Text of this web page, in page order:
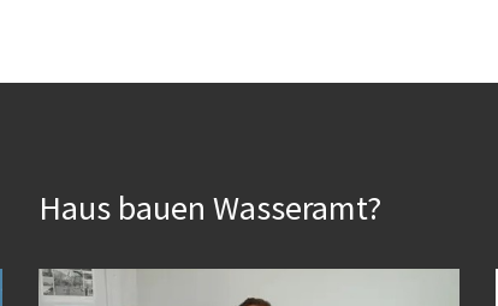
Haus bauen Wasseramt?